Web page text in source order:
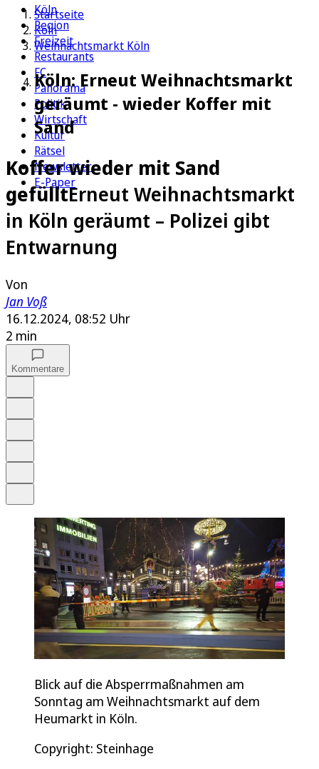
Köln
Region
Freizeit
Restaurants
FC
Panorama
Politik
Wirtschaft
Kultur
Rätsel
Newsletter
E-Paper
Startseite
Köln
Weihnachtsmarkt Köln
Köln: Erneut Weihnachtsmarkt
geräumt - wieder Koffer mit
Sand
Koffer wieder mit Sand
gefülltErneut Weihnachtsmarkt
in Köln geräumt – Polizei gibt
Entwarnung
Von
Jan Voß
16.12.2024, 08:52 Uhr
2 min
Kommentare
Blick auf die Absperrmaßnahmen am
Sonntag am Weihnachtsmarkt auf dem
Heumarkt in Köln.
Copyright: Steinhage